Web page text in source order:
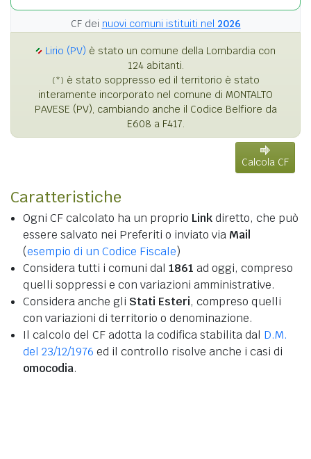
CF dei nuovi comuni istituiti nel 2026
Lirio (PV) è stato un comune della Lombardia con
124 abitanti.
(*) è stato soppresso ed il territorio è stato
interamente incorporato nel comune di MONTALTO
PAVESE (PV), cambiando anche il Codice Belfiore da
E608 a F417.
Calcola CF
Caratteristiche
Ogni CF calcolato ha un proprio Linkdiretto, che può
essere salvato nei Preferiti o inviato via Mail
(esempio di un Codice Fiscale)
Considera tutti i comuni dal 1861 ad oggi, compreso
quelli soppressi e con variazioni amministrative.
Considera anche gli Stati Esteri, compreso quelli
con variazioni di territorio o denominazione.
Il calcolo del CF adotta la codifica stabilita dal D.M.
del 23/12/1976 ed il controllo risolve anche i casi di
omocodia.